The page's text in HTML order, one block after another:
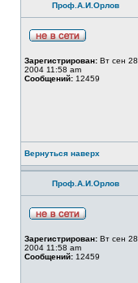
Проф.А.И.Орлов
Зарегистрирован: Вт сен 28,
2004 11:58 am
Сообщений: 12459
Вернуться наверх
Проф.А.И.Орлов
Зарегистрирован: Вт сен 28,
2004 11:58 am
Сообщений: 12459